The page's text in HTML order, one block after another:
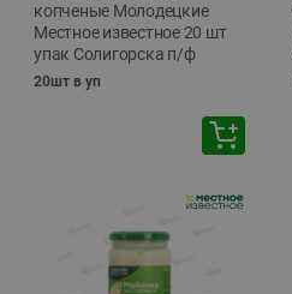
копченые Молодецкие
Местное известное 20 шт
упак Солигорска п/ф
20шт в уп